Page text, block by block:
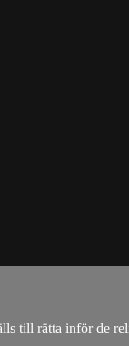
till rätta inför de